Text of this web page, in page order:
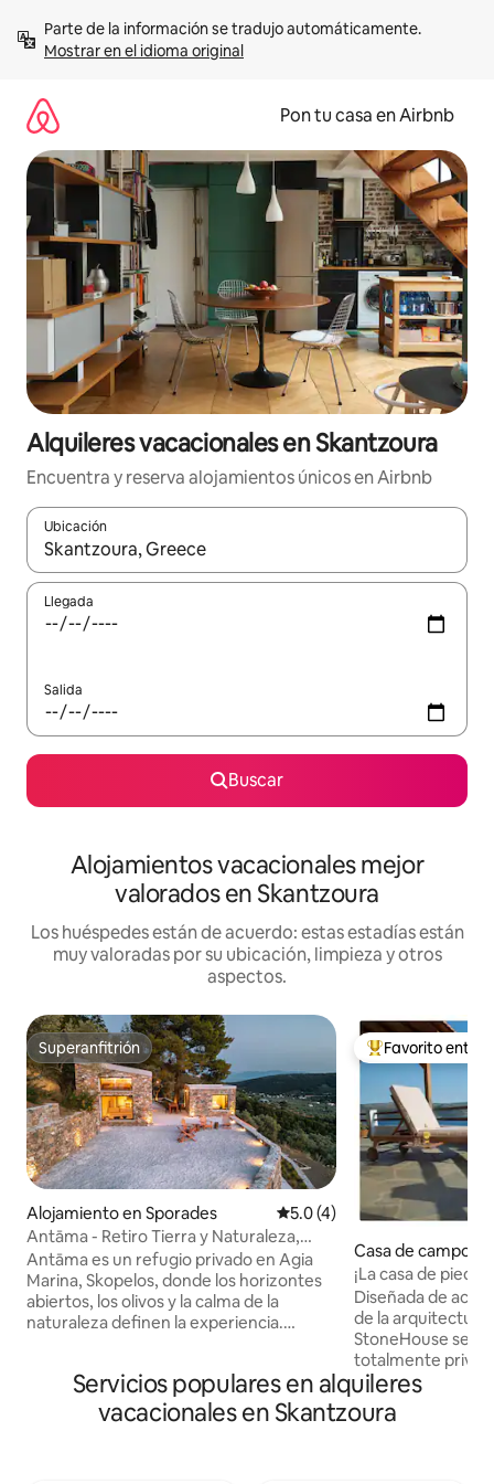
contenidoMostrar en el idioma original
Pon tu casa en Airbnb
Alquileres vacacionales en Skantzoura
Encuentra y reserva alojamientos únicos en Airbnb
Ubicación
Cuando los resultados estén disponibles, navega con las
Llegada
Salida
Buscar
Alojamientos vacacionales mejor
valorados en Skantzoura
Los huéspedes están de acuerdo: estas estadías están
muy valoradas por su ubicación, limpieza y otros
aspectos.
Superanfitrión
Superanfitrión
Alojamiento en Sporades Calificación promedio: 5.0
5.0 (4)
Antāma - Retiro Tierra y Naturaleza,
Skopelos
Antāma es un refugio privado en Agia
Marina, Skopelos, donde los horizontes
abiertos, los olivos y la calma de la
naturaleza definen la experiencia.
ininterrumpidas al mar y a la ladera. Pasa
tus días junto a la piscina privada,
disfrutando del sol y la tranquilidad, o
Favorito entre
Favorito entre
Casa de campo
itrios
¡La casa de piedra!
Diseñada de
de la arquitectura
StoneHouse se
totalmente
árboles frutales,
copa de vino
Servicios populares en alquileres
vacacionales en Skantzoura